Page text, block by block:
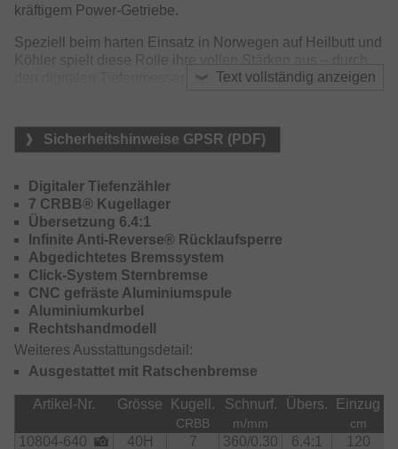
Text vollständig anzeigen
kräftigem Power-Getriebe.
Speziell beim harten Einsatz in Norwegen auf Heilbutt und
Köhler spielt diese Rolle ihre vollen Stärken aus – durch
den digitalen Tiefenmesser kann man seinen Köder immer
und man seinen Köder stets in einer speziellen Tiefe
anbieten muss!
Durch die hohe Getriebeübersetzung kann man seinen
Köder zudem schnell und kraftsparend zur Kontrolle an die
Oberfläche bringen – pro Kurbelumdrehung werden
120cm aufgespult!
Die Rolle ist durch die spezielle Konstruktionsweise
zudem äußerst leicht und ermöglicht dauerhaft
ermüdungsfreies Fischen.
Die maximale Bremskraft von 13kg bietet mehr als genug
Power, um auch starken Fischen Paroli bieten zu können.
Sicherheitshinweise GPSR (PDF)
Digitaler Tiefenzähler
7 CRBB® Kugellager
Übersetzung 6.4:1
Infinite Anti-Reverse® Rücklaufsperre
Abgedichtetes Bremssystem
Click-System Sternbremse
CNC gefräste Aluminiumspule
Aluminiumkurbel
Rechtshandmodell
Weiteres Ausstattungsdetail:
Ausgestattet mit Ratschenbremse
Artikel-Nr. Grösse Kugell. Schnurf. Übers. Einzug
CRBB m/mm cm
10804-640 40H 7 360/0.30 6.4:1 120